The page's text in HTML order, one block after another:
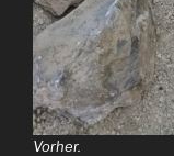
Vorher.